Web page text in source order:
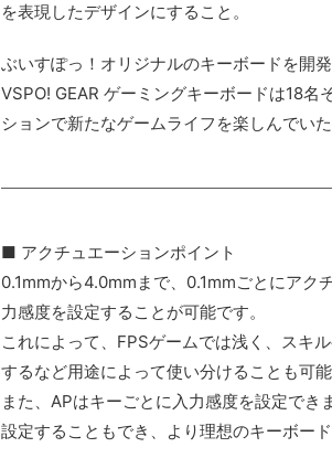
を表現したデザインにすること。
ぶいすぽっ！オリジナルのキーボードを開
VSPO! GEAR ゲーミングキーボードは18
ションで新たなゲームライフを楽しんでい
■ アクチュエーションポイント
0.1mmから4.0mmまで、0.1mmごとにアク
力感度を設定することが可能です。
これによって、FPSゲームでは浅く、スキ
するなど用途によって使い分けることも可能
また、APはキーごとに入力感度を設定でき
設定することもでき、より理想のキーボー